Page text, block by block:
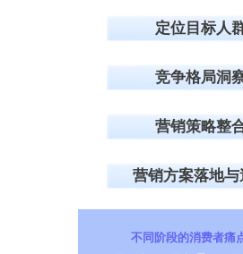
定位目标人
竞争格局洞
营销策略整
营销方案落地与
不同阶段的消费者痛